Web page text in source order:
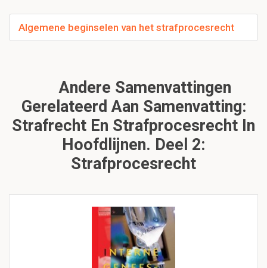
Algemene beginselen van het strafprocesrecht
Andere Samenvattingen
Gerelateerd Aan Samenvatting:
Strafrecht En Strafprocesrecht In
Hoofdlijnen. Deel 2:
Strafprocesrecht